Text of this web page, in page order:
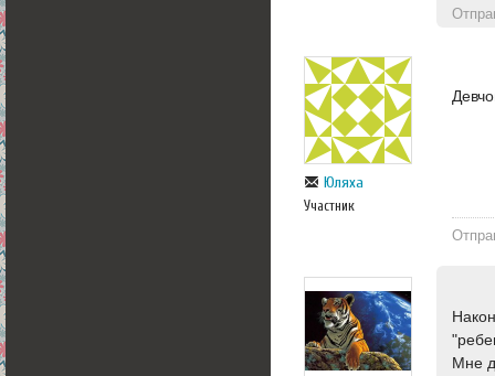
Юляха
Участник
Мне